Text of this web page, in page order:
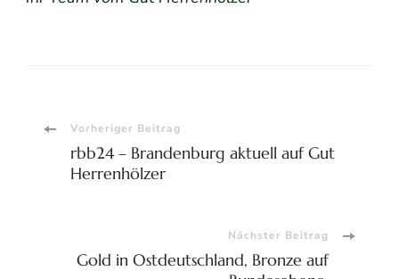
Beitragsnavigation
Vorheriger Beitrag
rbb24 – Brandenburg aktuell auf Gut
Herrenhölzer
Nächster Beitrag
Gold in Ostdeutschland, Bronze auf